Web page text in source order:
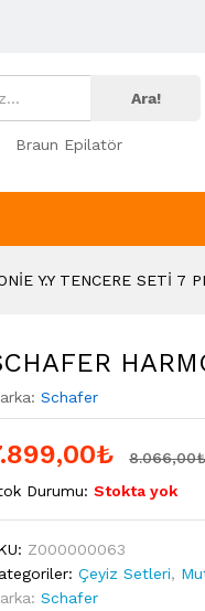
Ara!
Braun Epilatör
Y.Y TENCERE SETİ 7
Schafer
₺ 8.066,00
Durumu: Stokta yok
Z000000063
Çeyiz Setleri,
Schafer